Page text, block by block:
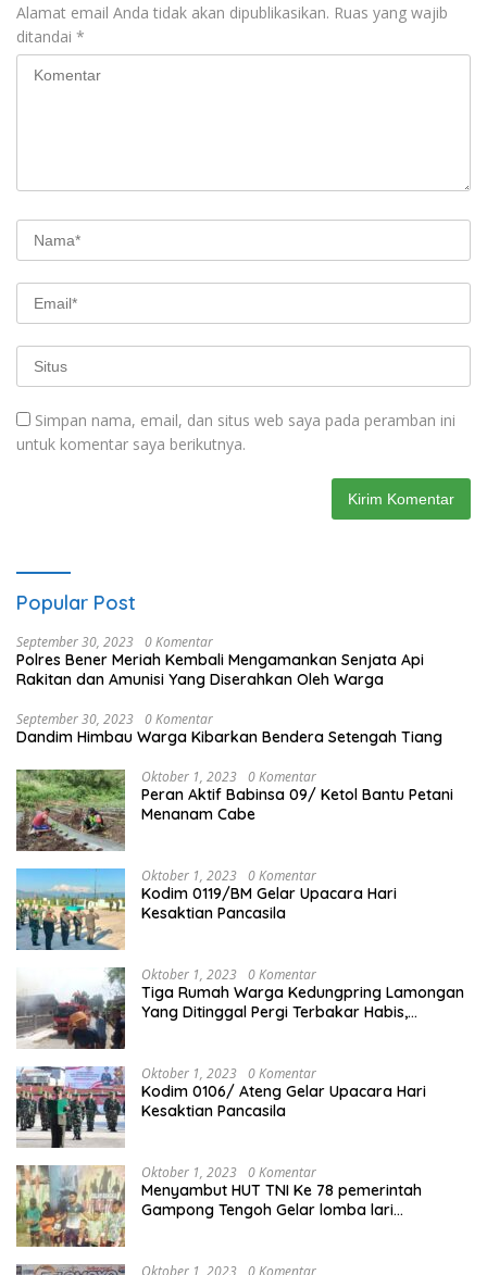
Alamat email Anda tidak akan dipublikasikan. Ruas yang wajib
ditandai *
Simpan nama, email, dan situs web saya pada peramban ini
untuk komentar saya berikutnya.
Popular Post
September 30, 2023 0 Komentar
Polres Bener Meriah Kembali Mengamankan Senjata Api
Rakitan dan Amunisi Yang Diserahkan Oleh Warga
September 30, 2023 0 Komentar
Dandim Himbau Warga Kibarkan Bendera Setengah Tiang
Oktober 1, 2023 0 Komentar
Peran Aktif Babinsa 09/ Ketol Bantu Petani
Menanam Cabe
Oktober 1, 2023 0 Komentar
Kodim 0119/BM Gelar Upacara Hari
Kesaktian Pancasila
Oktober 1, 2023 0 Komentar
Tiga Rumah Warga Kedungpring Lamongan
Yang Ditinggal Pergi Terbakar Habis,
Oktober 1, 2023 0 Komentar
Kodim 0106/ Ateng Gelar Upacara Hari
Kesaktian Pancasila
Oktober 1, 2023 0 Komentar
Menyambut HUT TNI Ke 78 pemerintah
Gampong Tengoh Gelar lomba lari
Oktober 1, 2023 0 Komentar